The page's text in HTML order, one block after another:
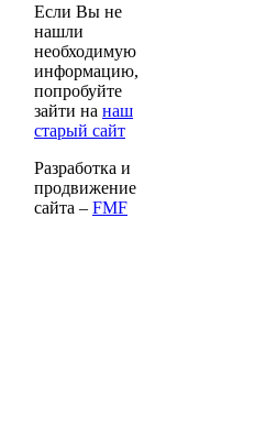
Если Вы не
нашли
необходимую
информацию,
попробуйте
зайти на наш
старый сайт
Разработка и
продвижение
сайта – FMF